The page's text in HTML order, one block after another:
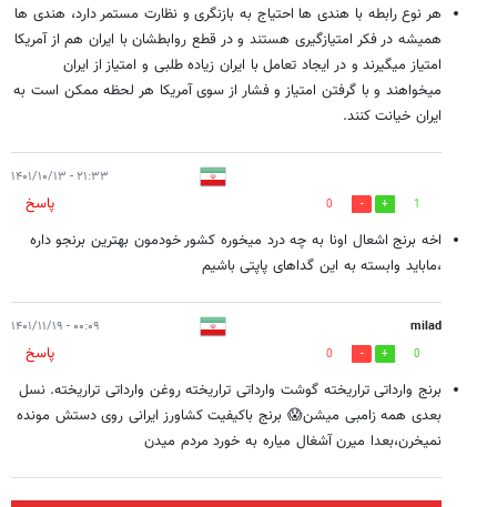
هر نوع رابطه با هندی ها احتیاج به بازنگری و نظارت مستمر دارد، هندی ها
همیشه در فکر امتیازگیری هستند و در قطع روابطشان با ایران هم از آمریکا
امتیاز میگیرند و در ایجاد تعامل با ایران زیاده طلبی و امتیاز از ایران
میخواهند و با گرفتن امتیاز و فشار از سوی آمریکا هر لحظه ممکن است به
ایران خیانت کنند.
۲۱:۳۳ - ۱۴۰۱/۱۰/۱۳
1
0
پاسخ
اخه برنج اشعال اونا به چه درد میخوره کشور خودمون بهترین برنجو داره
،ماباید وابسته به این گداهای پاپتی باشیم
milad ۰۰:۰۹ - ۱۴۰۱/۱۱/۱۹
0
0
پاسخ
برنج وارداتی تراریخته گوشت وارداتی تراریخته روغن وارداتی تراریخته. نسل
بعدی همه زامبی میشن😱 برنج باکیفیت کشاورز ایرانی روی دستش مونده
نمیخرن،بعدا میرن آشغال میاره به خورد مردم میدن